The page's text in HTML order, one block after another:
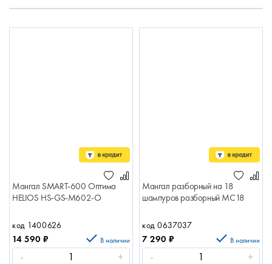
Мангал SMART-600 Оптима
HELIOS HS-GS-M602-O
код 1400626
14 590 ₽ В наличии
- +
Мангал разборный на 18
шампуров разборный МС18
код 0637037
7 290 ₽ В наличии
- +